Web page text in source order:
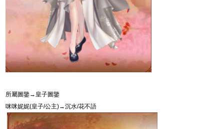
所屬圖鑒→皇子圖鑒
咪咪妮妮(皇子/公主)→沉水/花不語